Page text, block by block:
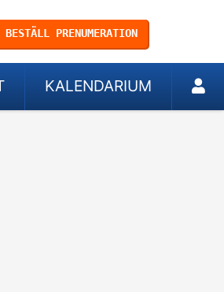
BESTÄLL PRENUMERATION
KALENDARIUM